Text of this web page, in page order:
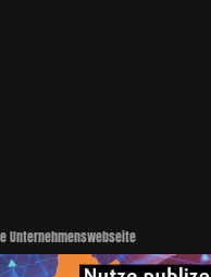
Unternehmenswebseite